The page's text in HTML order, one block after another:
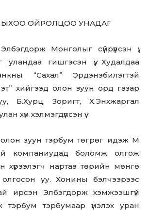
ОЙРОЛЦОО УНАДАГ
Монголыг сүйрүүлсэн үү,
гишгэсэн үү, Худалдаа
“Сахал” Эрдэнэбилэгтэй
хийгээд олон зуун орд газар
Б.Хурц, Зоригт, Х.Энхжаргал
хүн хэлмэгдүүлсэн үү.
зуун тэрбум төгрөг идэж М
компаниудад боломж олгож
хүрээлэгч нартаа төрийн мөнгө
уу. Хонины бэлчээрээс
ирсэн Элбэгдорж хэмжээшгүй
тэрбум тэрбумаар үнэлэх уран